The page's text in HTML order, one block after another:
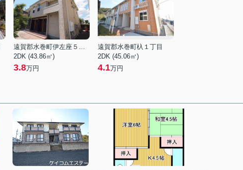
遠賀郡水巻町伊左座５丁目
2DK (43.86㎡)
3.8万円
遠賀郡水巻町杁１丁目
2DK (45.06㎡)
4.1万円